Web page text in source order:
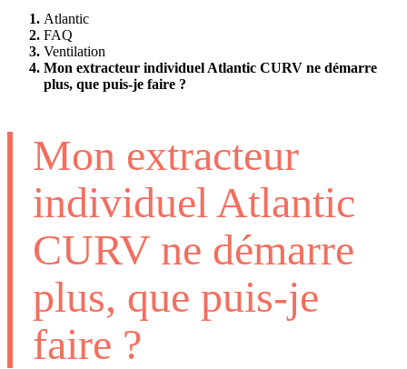
Atlantic
FAQ
Ventilation
Mon extracteur individuel Atlantic CURV ne démarre
plus, que puis-je faire ?
Mon extracteur
individuel Atlantic
CURV ne démarre
plus, que puis-je
faire ?